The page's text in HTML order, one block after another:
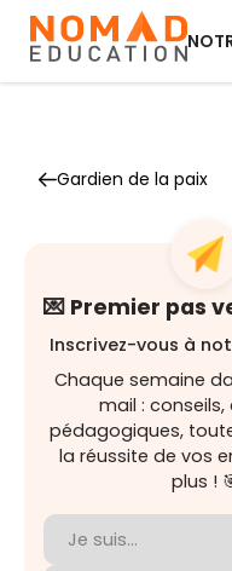
Gardien de la paix
💌 Premier pas
Inscrivez-vous à
Chaque semaine
mail :
pédagogiques,
la réussite de vos
plus !